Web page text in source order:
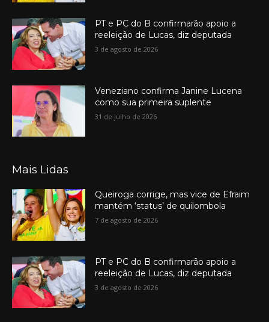
PT e PC do B confirmarão apoio a
reeleição de Lucas, diz deputada
3 de agosto de 2026
Veneziano confirma Janine Lucena
como sua primeira suplente
31 de julho de 2026
Mais Lidas
Queiroga corrige, mas vice de Efraim
mantém ‘status’ de quilombola
7 de agosto de 2026
PT e PC do B confirmarão apoio a
reeleição de Lucas, diz deputada
3 de agosto de 2026